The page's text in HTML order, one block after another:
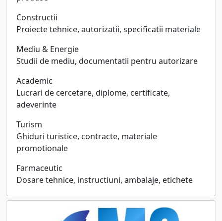
Constructii
Proiecte tehnice, autorizatii, specificatii materiale
Mediu & Energie
Studii de mediu, documentatii pentru autorizare
Academic
Lucrari de cercetare, diplome, certificate,
adeverinte
Turism
Ghiduri turistice, contracte, materiale
promotionale
Farmaceutic
Dosare tehnice, instructiuni, ambalaje, etichete